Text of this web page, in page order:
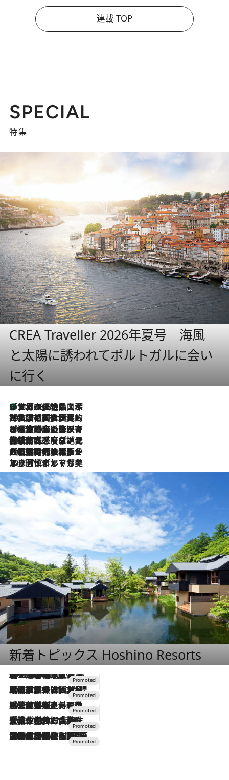
連載 TOP
SPECIAL
特集
CREA Traveller 2026年夏号 海風
と太陽に誘われてポルトガルに会い
に行く
2026.8.8
リスボンの絶品スイーツ「パステル・デ・ナタ」とは？ポルトガル伝統の奥深い世界へ
2026.7.27
「私の祖国はポルトガル語です」国民的詩人フェルナンド・ペソアと、彼が愛した文学の街を歩く
2026.7.26
ポルトガル近海が育む極上の海の幸。キリリと冷えた白ワインと愉しむ、シーフード専門店の贅沢
2026.7.22
伝統の味をモダンに昇華。高感度な地元客が集う、リスボンの最旬ガストロノミー
2026.7.21
大航海時代の栄華から、震災、独裁、そして革命へ。ポルトガル・首都リスボンの石畳に刻まれた「歴史の光と影」
2026.7.13
エッセイ・ヤマザキマリ「慎ましくも美しき国 ポルトガル」
新着トピックス Hoshino Resorts
2026.8.7
【トンボの足水浴】ヒノキの香りに包まれて涼感マックス！約13℃の湧水かけ流しを避暑地「星野温泉 トンボの湯」で体験
2026.7.31
【ホテル帰省】という選択肢をOMOが提案。家族とほどよい距離を保つには「昼は実家、夜は気兼ねなくホテルで！」
2026.7.24
【夏限定ディナーコース】旬を迎える稚鮎や花ズッキーニなどをイタリア・トスカーナの郷土料理の手法で満喫！
2026.7.17
「土佐和ハーブかき氷」がOMO7高知に登場！生姜、山椒、大葉など目にも舌にも涼を呼ぶ郷土の味
2026.7.10
NEW OPEN！【界 草津】名湯の地に誕生。趣の異なる2種の温泉と上州ならではの会席・蕎麦割烹など美食を味わう究極の癒やし旅